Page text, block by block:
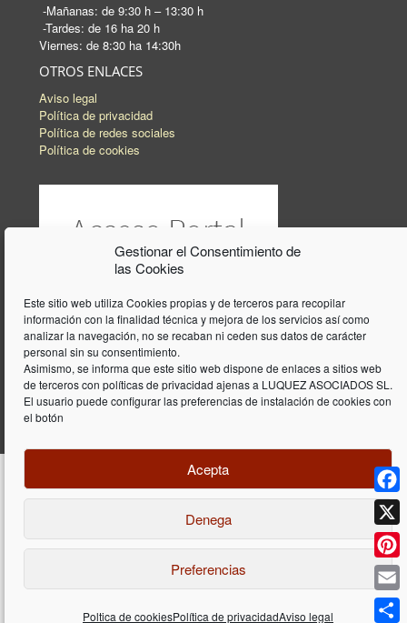
Gestionar el Consentimiento de
las Cookies
Este sitio web utiliza Cookies propias y de terceros para recopilar
información con la finalidad técnica y mejora de los servicios así como
analizar la navegación, no se recaban ni ceden sus datos de carácter
personal sin su consentimiento.
Asimismo, se informa que este sitio web dispone de enlaces a sitios web
de terceros con políticas de privacidad ajenas a LUQUEZ ASOCIADOS SL.
El usuario puede configurar las preferencias de instalación de cookies con
el botón
Acepta
Denega
Preferencias
Poltica de cookiesPolítica de privacidadAviso legal
-Mañanas: de 9:30 h – 13:30 h
-Tardes: de 16 ha 20 h
Viernes: de 8:30 ha 14:30h
OTROS ENLACES
Aviso legal
Política de privacidad
Política de redes sociales
Política de cookies
Diseño y programación web porDieres.com
| Lúquez Associats SL | ©
X
Email